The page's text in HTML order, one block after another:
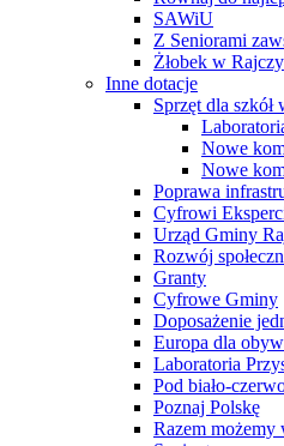
SAWiU
Z Seniorami
Żłobek w Rajczy
Inne dotacje
Sprzęt dla
Nowe
Nowe
Poprawa
Cyfrowi
Urząd Gminy
Rozwój
Granty
Cyfrowe Gminy
Doposażenie
Europa dla
Laboratoria
Pod biało-
Poznaj Polskę
Razem możemy